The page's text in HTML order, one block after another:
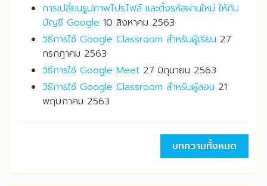
การเปลี่ยนรูปภาพโปรไฟล์ และตั้งรหัสผ่านใหม่ ให้กับ
บัญชี Google 10 สิงหาคม 2563
วิธีการใช้ Google Classroom สำหรับผู้เรียน 27
กรกฎาคม 2563
วิธีการใช้ Google Meet 27 มิถุนายน 2563
วิธีการใช้ Google Classroom สำหรับผู้สอน 21
พฤษภาคม 2563
บทความทั้งหมด